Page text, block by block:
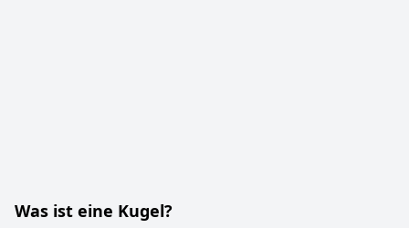
Was ist eine Kugel?